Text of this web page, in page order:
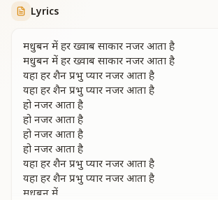
Lyrics
मधुबन में हर ख्वाब साकार नजर आता है
मधुबन में हर ख्वाब साकार नजर आता है
यहा हर शैन प्रभु प्यार नजर आता है
यहा हर शैन प्रभु प्यार नजर आता है
हो नजर आता है
हो नजर आता है
हो नजर आता है
हो नजर आता है
यहा हर शैन प्रभु प्यार नजर आता है
यहा हर शैन प्रभु प्यार नजर आता है
मधुबन में ….